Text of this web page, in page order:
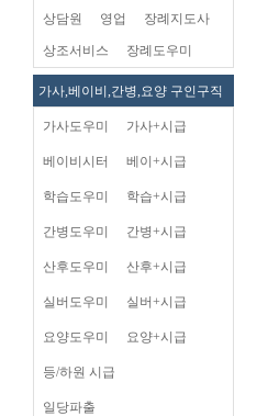
상담원 영업 장례지도사
상조서비스 장례도우미
가사,베이비,간병,요양 구인구직
가사도우미 가사+시급
베이비시터 베이+시급
학습도우미 학습+시급
간병도우미 간병+시급
산후도우미 산후+시급
실버도우미 실버+시급
요양도우미 요양+시급
등/하원 시급
일당파출